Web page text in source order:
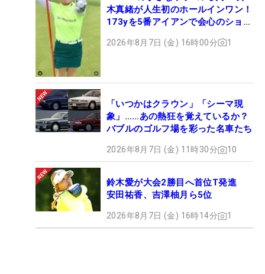
木真緒が人生初のホールインワン！
173yを5番アイアンで会心のショッ
2026年8月7日 (金) 16時00分 1
「いつかはクラウン」「シーマ現
象」……あの熱狂を覚えているか？
バブルのゴルフ場を彩った名車たち
2026年8月7日 (金) 11時30分 10
鈴木愛が大会2勝目へ首位T発進
安田祐香、吉澤柚月ら5位
2026年8月7日 (金) 16時14分 1